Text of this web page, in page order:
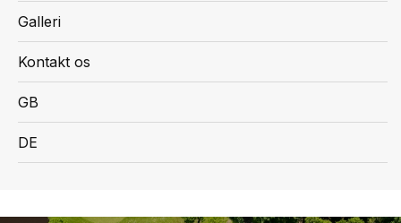
Galleri
Kontakt os
GB
DE